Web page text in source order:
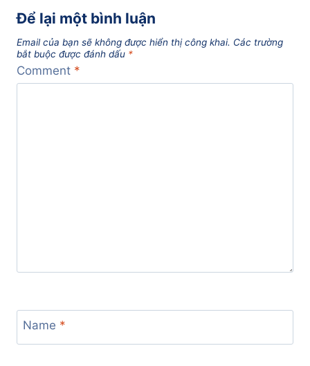
Để lại một bình luận
Email của bạn sẽ không được hiển thị công khai. Các trường
bắt buộc được đánh dấu *
Comment *
Name *